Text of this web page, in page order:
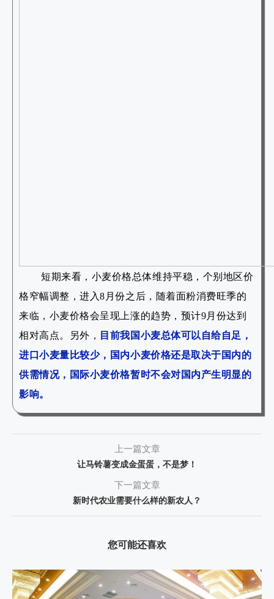
短期来看，小麦价格总体维持平稳，个别地区价
格窄幅调整，进入8月份之后，随着面粉消费旺季的
来临，小麦价格会呈现上涨的趋势，预计9月份达到
相对高点。另外，
目前我国小麦总体可以自给自足，
进口小麦量比较少，国内小麦价格还是取决于国内的
供需情况，国际小麦价格暂时不会对国内产生明显的
影响。
上一篇文章
让马铃薯变成金蛋蛋，不是梦！
下一篇文章
新时代农业需要什么样的新农人？
您可能还喜欢